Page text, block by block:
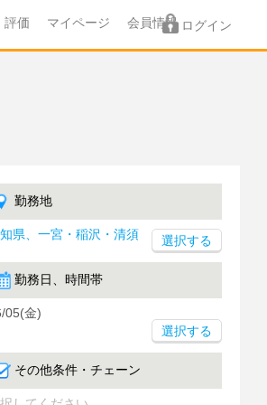
評価 マイページ 会員情報 ログイン
勤務地
県、一宮・稲沢・清須
勤務日、時間帯
05(金)
選択する
その他条件・チェーン